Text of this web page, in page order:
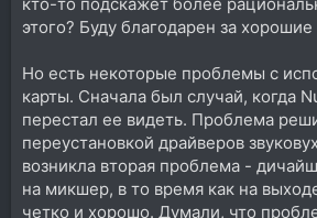
этого? Буду благодарен за
Но есть некоторые проблемы с
карты. Сначала был случай, когда
перестал ее видеть. Проблема
переустановкой драйверов
возникла вторая проблема -
на микшер, в то время как на
четко и хорошо. Думали, что